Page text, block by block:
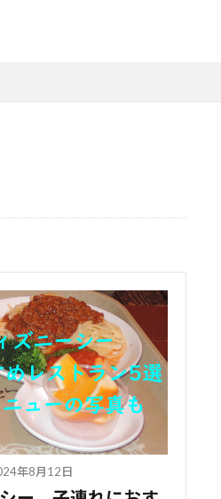
年8月12日